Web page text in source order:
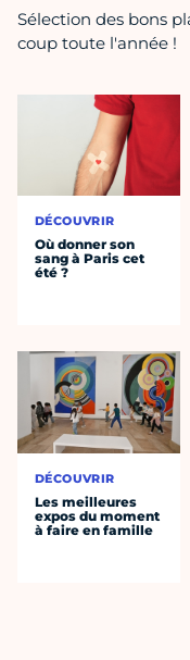
Sélection des bons
coup toute l'année !
DÉCOUVRIR
Où donner son
sang à Paris cet
été ?
DÉCOUVRIR
Les meilleures
expos du moment
à faire en famille